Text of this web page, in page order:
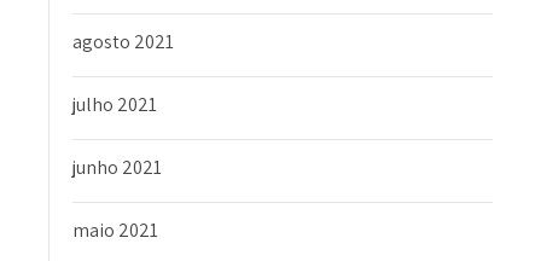
agosto 2021
julho 2021
junho 2021
maio 2021